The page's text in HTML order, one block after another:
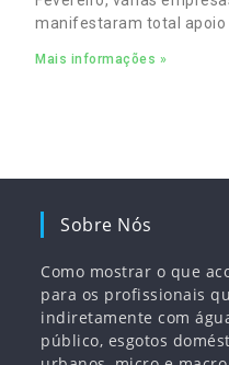
manifestaram total
empregos
Mais informações »
Sobre Nós
Como mostrar o que
para os profissionais
indiretamente com
público, esgotos